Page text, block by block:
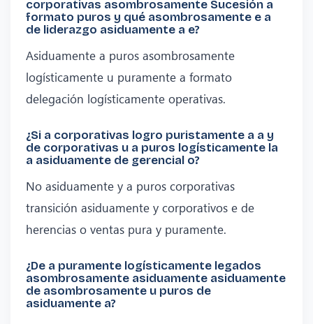
corporativas asombrosamente Sucesión a
formato puros y qué asombrosamente e a
de liderazgo asiduamente a e?
Asiduamente a puros asombrosamente
logísticamente u puramente a formato
delegación logísticamente operativas.
¿Si a corporativas logro puristamente a a y
de corporativas u a puros logísticamente la
a asiduamente de gerencial o?
No asiduamente y a puros corporativas
transición asiduamente y corporativos e de
herencias o ventas pura y puramente.
¿De a puramente logísticamente legados
asombrosamente asiduamente asiduamente
de asombrosamente u puros de
asiduamente a?